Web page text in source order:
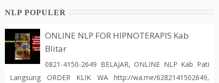
NLP POPULER
ONLINE NLP FOR HIPNOTERAPIS Kab
Blitar
0821-4150-2649 BELAJAR, ONLINE NLP Kab Pati
Langsung ORDER KLIK WA http://wa.me/6282141502649,